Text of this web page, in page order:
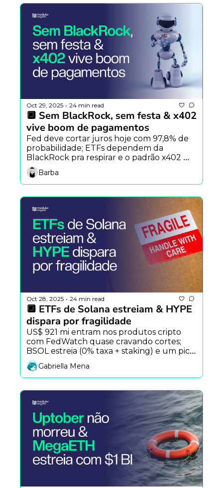
Oct 29, 2025 • 24 min read
🔲 Sem BlackRock, sem festa & x402
vive boom de pagamentos
Fed deve cortar juros hoje com 97,8% de
probabilidade; ETFs dependem da
BlackRock pra respirar e o padrão x402
liga IA, stablecoins e hype — tudo na
mesma transação. Concentração histórica
de riqueza em Wall Street e Chainlink
conectando mundos.
Barba
Oct 28, 2025 • 24 min read
🔲 ETFs de Solana estreiam & HYPE
dispara por fragilidade
US$ 921 mi entram nos produtos cripto
com FedWatch quase cravando cortes;
BSOL estreia (0% taxa + staking) e um pico
“fantasma” em DEX reacende debate
sobre liquidez.
Gabriella Mena